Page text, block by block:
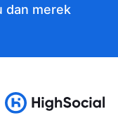
dan merek